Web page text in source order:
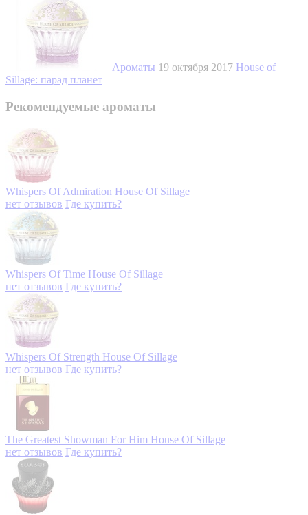
Ароматы 19 октября 2017 House of
Sillage: парад планет
Рекомендуемые ароматы
Whispers Of Admiration House Of Sillage
нет отзывов Где купить?
Whispers Of Time House Of Sillage
нет отзывов Где купить?
Whispers Of Strength House Of Sillage
нет отзывов Где купить?
The Greatest Showman For Him House Of Sillage
нет отзывов Где купить?